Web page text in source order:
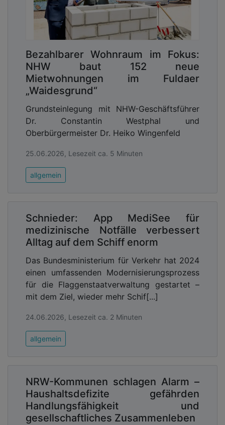
Bezahlbarer Wohnraum im Fokus:
NHW baut 152 neue
Mietwohnungen im Fuldaer
„Waidesgrund“
Grundsteinlegung mit NHW-Geschäftsführer
Dr. Constantin Westphal und
Oberbürgermeister Dr. Heiko Wingenfeld
25.06.2026, Lesezeit ca. 5 Minuten
allgemein
Schnieder: App MediSee für
medizinische Notfälle verbessert
Alltag auf dem Schiff enorm
Das Bundesministerium für Verkehr hat 2024
einen umfassenden Modernisierungsprozess
für die Flaggenstaatverwaltung gestartet –
mit dem Ziel, wieder mehr Schif[...]
24.06.2026, Lesezeit ca. 2 Minuten
allgemein
NRW-Kommunen schlagen Alarm –
Haushaltsdefizite gefährden
Handlungsfähigkeit und
gesellschaftliches Zusammenleben